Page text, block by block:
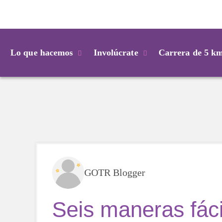
Lo que hacemos Involúcrate Carrera de 5
GOTR Blogger
Seis maneras